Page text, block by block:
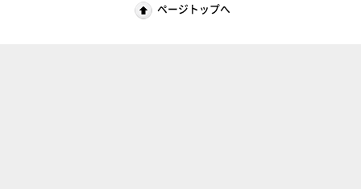
ページトップへ